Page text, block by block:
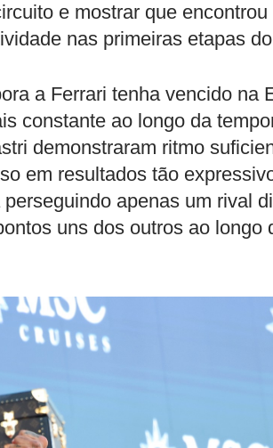
e mostrar que
nas primeiras etapas
a Ferrari tenha vencido na
constante ao longo da
demonstraram ritmo
em resultados tão
apenas um rival
uns dos outros ao longo